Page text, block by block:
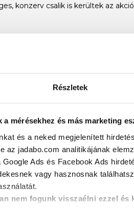
Részletek
mérésekhez és más marketing
és a neked megjelenített
az jadabo.com analitikájának
Ads és Facebook Ads
vagy hasznosnak
nem fogunk visszaélni ezzel
konzerv csalik is kerültek az
horgászatról - hagyományos